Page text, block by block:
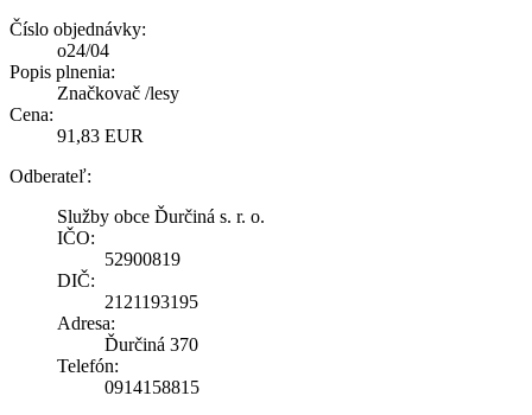
Číslo objednávky:
o24/04
Popis plnenia:
Značkovač /lesy
Cena:
91,83 EUR
Odberateľ:
Služby obce Ďurčiná s. r. o.
IČO:
52900819
DIČ:
2121193195
Adresa:
Ďurčiná 370
Telefón:
0914158815